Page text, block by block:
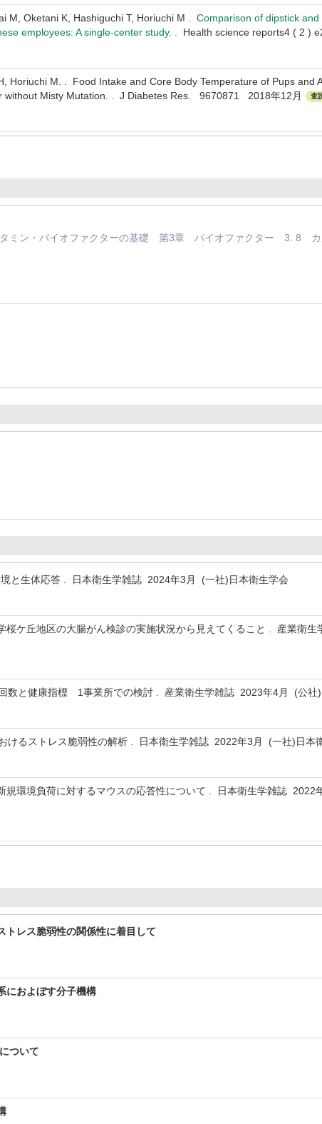
M, Oketani K, Hashiguchi T, Horiuchi M . Comparison of dipstick
employees: A single-center study. . Health science reports4 ( 2 )
Horiuchi M. . Food Intake and Core Body Temperature of Pups and
without Misty Mutation. . J Diabetes Res. 9670871 2018年12月
査
タミン・バイオファクターの基礎 第3章 バイオファクター 3. 8
と生体応答 . 日本衛生学雑誌 2024年3月 (一社)日本衛生学会
桜ケ丘地区の大腸がん検診の実施状況から見えてくること . 産業衛
数と健康指標 1事業所での検討 . 産業衛生学雑誌 2023年4月 (公社)
けるストレス脆弱性の解析 . 日本衛生学雑誌 2022年3月 (一社)日本
規環境負荷に対するマウスの応答性について . 日本衛生学雑誌 2022
トレス脆弱性の関係性に着目して
におよぼす分子機構
ついて